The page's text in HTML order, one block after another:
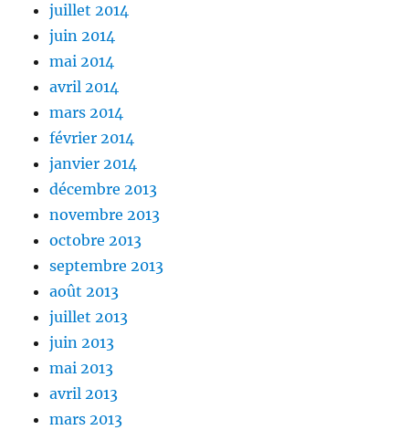
juillet 2014
juin 2014
mai 2014
avril 2014
mars 2014
février 2014
janvier 2014
décembre 2013
novembre 2013
octobre 2013
septembre 2013
août 2013
juillet 2013
juin 2013
mai 2013
avril 2013
mars 2013